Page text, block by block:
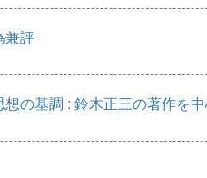
兼評
の基調 : 鈴木正三の著作を